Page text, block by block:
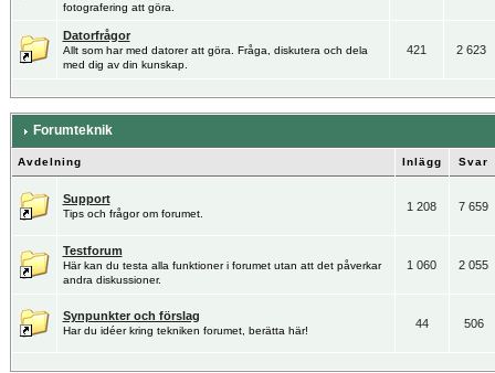
fotografering att göra.
Datorfrågor
Allt som har med datorer att göra. Fråga, diskutera och dela
med dig av din kunskap.
421 2 623
Forumteknik
Avdelning Inlägg Svar
Support
Tips och frågor om forumet.
1 208 7 659
Testforum
Här kan du testa alla funktioner i forumet utan att det påverkar
andra diskussioner.
1 060 2 055
Synpunkter och förslag
Har du idéer kring tekniken forumet, berätta här!
44 506